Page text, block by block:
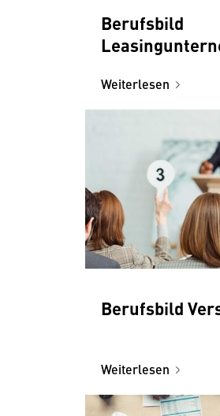
Berufsbild
Weiterlesen
Berufsbild
Weiterlesen